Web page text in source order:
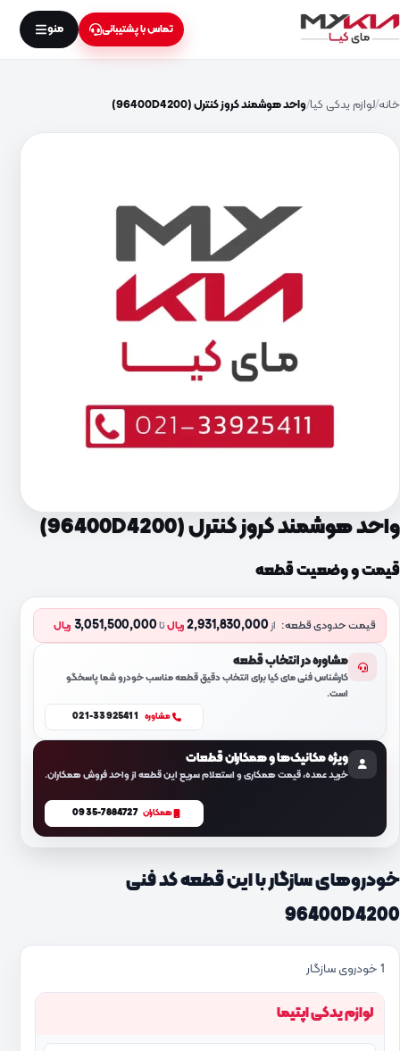
تماس با پشتیبانی منو
خانه لوازم یدکی کیا واحد هوشمند کروز کنترل (96400D4200)
واحد هوشمند کروز کنترل (96400D4200)
قیمت و وضعیت قطعه
قیمت حدودی قطعه: از2,931,830,000 ریالتا3,051,500,000 ریال
مشاوره در انتخاب قطعه
کارشناس فنی مای کیا برای انتخاب دقیق قطعه مناسب خودرو شما پاسخگو
است.
مشاوره 021-33925411
ویژه مکانیک‌ها و همکاران قطعات
خرید عمده، قیمت همکاری و استعلام سریع این قطعه از واحد فروش همکاران.
همکاران 0935-7884727
خودروهای سازگار با این قطعه کد فنی
96400D4200
1 خودروی سازگار
لوازم یدکی اپتیما